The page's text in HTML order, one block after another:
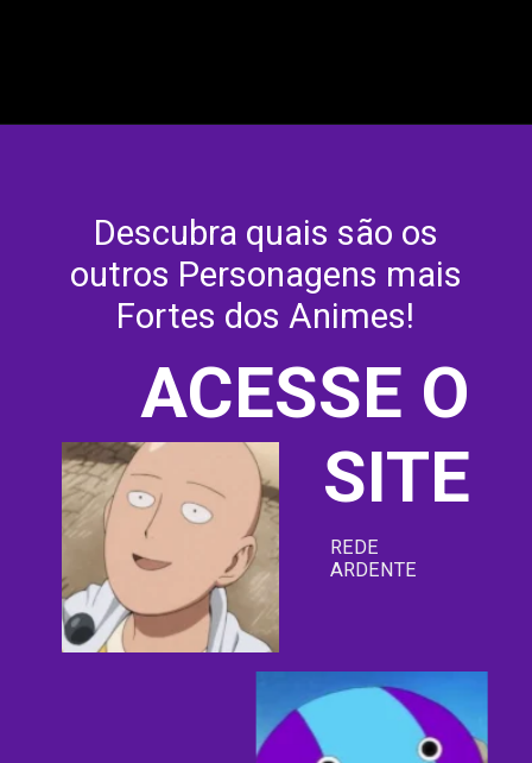
ACESSE O
SITE
REDE
ARDENTE
Descubra quais são os
outros Personagens mais
Fortes dos Animes!